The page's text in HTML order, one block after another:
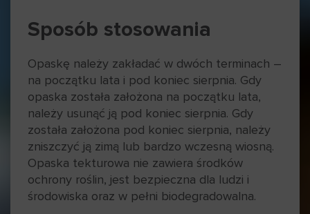
Sposób stosowania
Opaskę należy zakładać w dwóch terminach –
na początku lata i pod koniec sierpnia. Gdy
opaska została założona na początku lata,
należy usunąć ją pod koniec sierpnia. Gdy
została założona pod koniec sierpnia, należy
zniszczyć ją zimą lub bardzo wczesną wiosną.
Opaska tekturowa nie zawiera środków
ochrony roślin, jest bezpieczna dla ludzi i
środowiska oraz w pełni biodegradowalna.